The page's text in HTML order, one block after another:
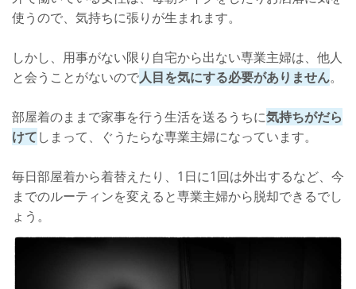
使うので、気持ちに張りが生まれます。
しかし、用事がない限り自宅から出ない専業主婦は、他人
と会うことがないので人目を気にする必要がありません。
部屋着のままで家事を行う生活を送るうちに気持ちがだら
けてしまって、ぐうたらな専業主婦になっています。
毎日部屋着から着替えたり、1日に1回は外出するなど、今
までのルーティンを変えると専業主婦から脱却できるでし
ょう。